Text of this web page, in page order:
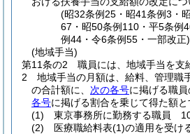
(昭32条例25・昭41条例3・
67・昭50条例110・平5条例
例44・令6条例55・一部改正)
(地域手当)
第11条の2
職員には、地域手当を支
2
地域手当の月額は、給料、管理職
の合計額に、 次の各号に掲げる職員
各号に掲げる割合を乗じて得た額と
(1)
東京事務所に勤務する職員
(2)
医療職給料表(1)の適用を受け